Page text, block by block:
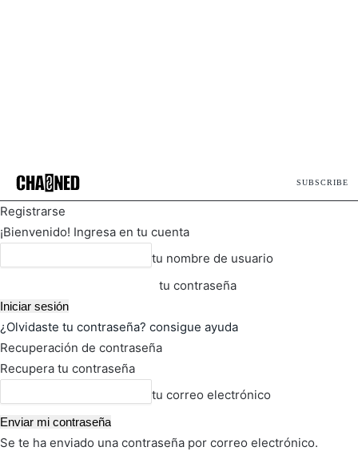
SUBSCRIBE
Registrarse
¡Bienvenido! Ingresa en tu cuenta
tu nombre de usuario
tu contraseña
¿Olvidaste tu contraseña? consigue ayuda
Recuperación de contraseña
Recupera tu contraseña
tu correo electrónico
Se te ha enviado una contraseña por correo electrónico.